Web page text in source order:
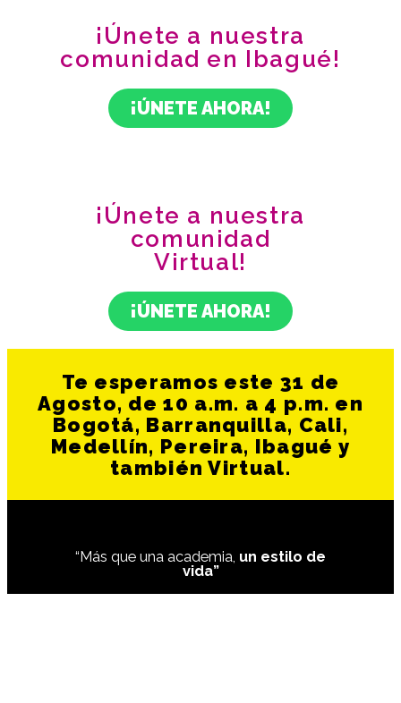
¡Únete a nuestra
comunidad en Ibagué!
¡ÚNETE AHORA!
¡Únete a nuestra
comunidad
Virtual!
¡ÚNETE AHORA!
Te esperamos este 31 de
Agosto, de 10 a.m. a 4 p.m. en
Bogotá, Barranquilla, Cali,
Medellín, Pereira, Ibagué y
también Virtual.
“Más que una academia, un estilo de
vida”